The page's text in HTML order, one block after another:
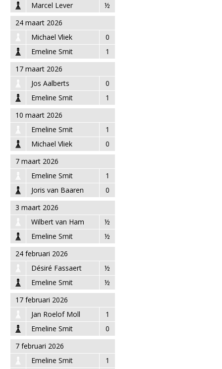
Marcel Lever
½
24 maart 2026
Michael Vliek
0
Emeline Smit
1
17 maart 2026
Jos Aalberts
0
Emeline Smit
1
10 maart 2026
Emeline Smit
1
Michael Vliek
0
7 maart 2026
Emeline Smit
1
Joris van Baaren
0
3 maart 2026
Wilbert van Ham
½
Emeline Smit
½
24 februari 2026
Désiré Fassaert
½
Emeline Smit
½
17 februari 2026
Jan Roelof Moll
1
Emeline Smit
0
7 februari 2026
Emeline Smit
1